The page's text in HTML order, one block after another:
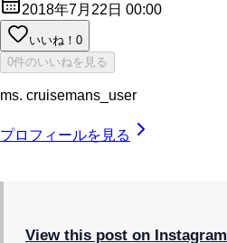
2018年7月22日 00:00
いいね！ 0
0件のいいねを見る
ms. cruisemans_user
プロフィールを見る
View this post on Instagram